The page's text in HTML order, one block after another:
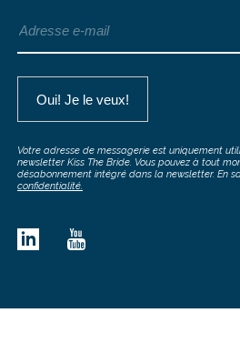
Votre adresse de messagerie est uniquement
newsletter Kiss The Bride. Vous pouvez à tout
désabonnement intégré dans la newsletter. En
confidentialité.